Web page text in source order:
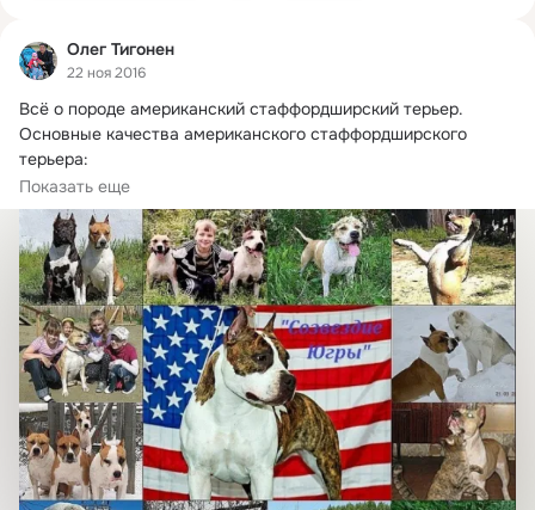
Олег Тигонен
22 ноя 2016
Всё о породе американский стаффордширский терьер.
Основные качества американского стаффордширского
терьера:
- Красота силы и гармония.
Показать еще